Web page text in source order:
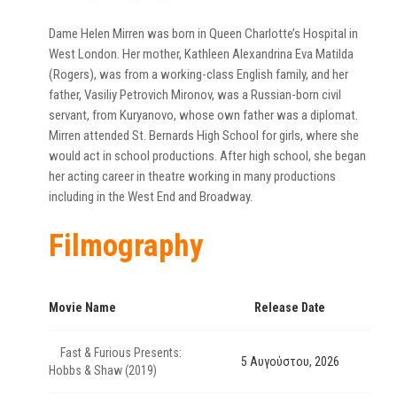
Dame Helen Mirren was born in Queen Charlotte’s Hospital in
West London. Her mother, Kathleen Alexandrina Eva Matilda
(Rogers), was from a working-class English family, and her
father, Vasiliy Petrovich Mironov, was a Russian-born civil
servant, from Kuryanovo, whose own father was a diplomat.
Mirren attended St. Bernards High School for girls, where she
would act in school productions. After high school, she began
her acting career in theatre working in many productions
including in the West End and Broadway.
Filmography
Movie Name Release Date
Fast & Furious Presents:
Hobbs & Shaw (2019)
5 Αυγούστου, 2026